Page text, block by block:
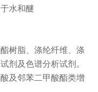
水和醚
树脂、涤纶纤维、涤
剂及色谱分析试剂。
及邻苯二甲酸酯类增